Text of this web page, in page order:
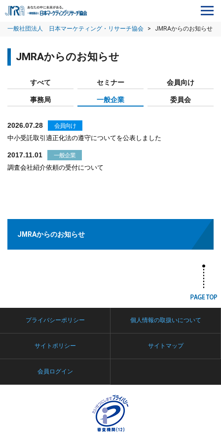
一般社団法人 日本マーケティング・リサーチ協会 > JMRAからのお知らせ
JMRAからのお知らせ
すべて セミナー 会員向け
事務局 一般企業 委員会
2026.07.28 会員向け
中小受託取引適正化法の遵守についてを公表しました
2017.11.01 一般企業
調査会社紹介依頼の受付について
JMRAからのお知らせ
プライバシーポリシー 個人情報の取扱いについて
サイトポリシー サイトマップ
会員ログイン